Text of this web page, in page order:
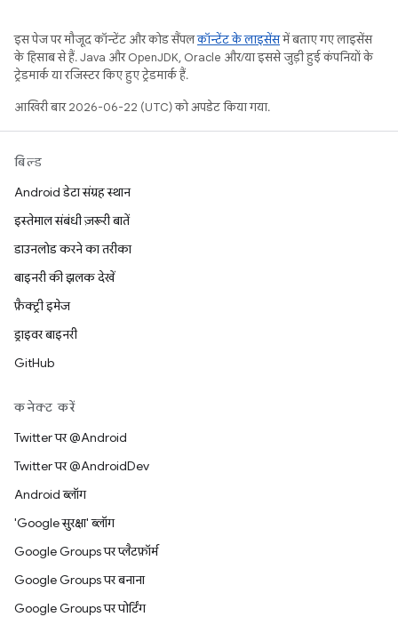
इस पेज पर मौजूद कॉन्टेंट और कोड सैंपलकॉन्टेंट के लाइसेंसमें बताए गए लाइसेंस
के हिसाब से हैं. Java और OpenJDK, Oracle और/या इससे जुड़ी हुई कंपनियों के
ट्रेडमार्क या रजिस्टर किए हुए ट्रेडमार्क हैं.
आखिरी बार 2026-06-22 (UTC) को अपडेट किया गया.
बिल्ड
Android डेटा संग्रह स्थान
इस्तेमाल संबंधी ज़रूरी बातें
डाउनलोड करने का तरीका
बाइनरी की झलक देखें
फ़ैक्ट्री इमेज
ड्राइवर बाइनरी
GitHub
कनेक्ट करें
Twitter पर @Android
Twitter पर @AndroidDev
Android ब्लॉग
'Google सुरक्षा' ब्लॉग
Google Groups पर प्लैटफ़ॉर्म
Google Groups पर बनाना
Google Groups पर पोर्टिंग